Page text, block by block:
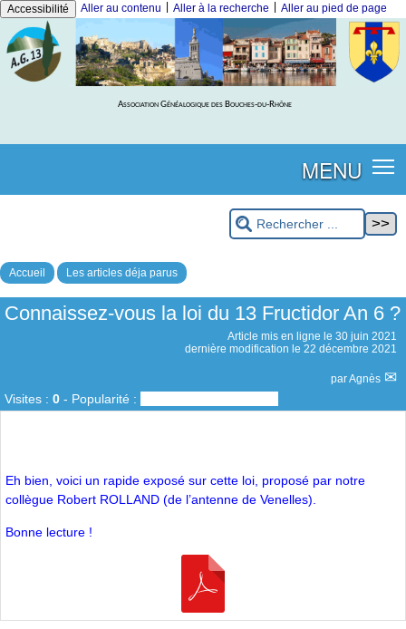
Accessibilité Aller au contenu Aller à la recherche Aller au pied de page
Association Généalogique des Bouches-du-Rhône
MENU
Accueil Les articles déja parus
Connaissez-vous la loi du 13 Fructidor An 6 ?
Article mis en ligne le 30 juin 2021
dernière modification le 22 décembre 2021
parAgnès
Visites : 0 - Popularité :
Eh bien, voici un rapide exposé sur cette loi, proposé par notre
collègue Robert ROLLAND (de l’antenne de Venelles).
Bonne lecture !